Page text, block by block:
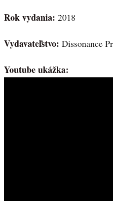
Rok vydania: 2018
Vydavateľstvo: Dissonance
Youtube ukážka: